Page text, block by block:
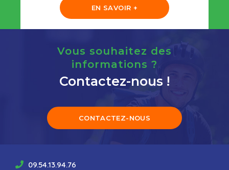
EN SAVOIR +
Vous souhaitez des
informations ?
Contactez-nous !
CONTACTEZ-NOUS
09.54.13.94.76